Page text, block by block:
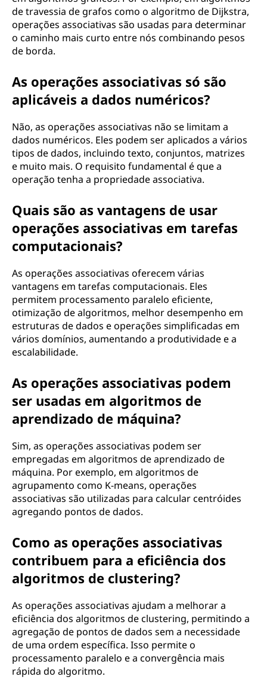
de travessia de grafos como o algoritmo de Dijkstra,
operações associativas são usadas para determinar
o caminho mais curto entre nós combinando pesos
de borda.
As operações associativas só são
aplicáveis a dados numéricos?
Não, as operações associativas não se limitam a
dados numéricos. Eles podem ser aplicados a vários
tipos de dados, incluindo texto, conjuntos, matrizes
e muito mais. O requisito fundamental é que a
operação tenha a propriedade associativa.
Quais são as vantagens de usar
operações associativas em tarefas
computacionais?
As operações associativas oferecem várias
vantagens em tarefas computacionais. Eles
permitem processamento paralelo eficiente,
otimização de algoritmos, melhor desempenho em
estruturas de dados e operações simplificadas em
vários domínios, aumentando a produtividade e a
escalabilidade.
As operações associativas podem
ser usadas em algoritmos de
aprendizado de máquina?
Sim, as operações associativas podem ser
empregadas em algoritmos de aprendizado de
máquina. Por exemplo, em algoritmos de
agrupamento como K-means, operações
associativas são utilizadas para calcular centróides
agregando pontos de dados.
Como as operações associativas
contribuem para a eficiência dos
algoritmos de clustering?
As operações associativas ajudam a melhorar a
eficiência dos algoritmos de clustering, permitindo a
agregação de pontos de dados sem a necessidade
de uma ordem específica. Isso permite o
processamento paralelo e a convergência mais
rápida do algoritmo.